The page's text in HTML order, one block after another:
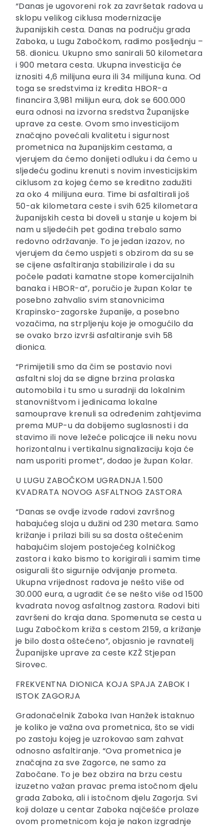
“Danas je ugovoreni rok za završetak radova u
sklopu velikog ciklusa modernizacije
županijskih cesta. Danas na području grada
Zaboka, u Lugu Zabočkom, radimo posljednju –
58. dionicu. Ukupno smo sanirali 50 kilometara
i 900 metara cesta. Ukupna investicija će
iznositi 4,6 milijuna eura ili 34 milijuna kuna. Od
toga se sredstvima iz kredita HBOR-a
financira 3,981 milijun eura, dok se 600.000
eura odnosi na izvorna sredstva Županijske
uprave za ceste. Ovom smo investicijom
značajno povećali kvalitetu i sigurnost
prometnica na županijskim cestama, a
vjerujem da ćemo donijeti odluku i da ćemo u
sljedeću godinu krenuti s novim investicijskim
ciklusom za kojeg ćemo se kreditno zadužiti
za oko 4 milijuna eura. Time bi asfaltirali još
50-ak kilometara ceste i svih 625 kilometara
županijskih cesta bi doveli u stanje u kojem bi
nam u sljedećih pet godina trebalo samo
redovno održavanje. To je jedan izazov, no
vjerujem da ćemo uspjeti s obzirom da su se
se cijene asfaltiranja stabilizirale i da su
počele padati kamatne stope komercijalnih
banaka i HBOR-a”, poručio je župan Kolar te
posebno zahvalio svim stanovnicima
Krapinsko-zagorske županije, a posebno
vozačima, na strpljenju koje je omogućilo da
se ovako brzo izvrši asfaltiranje svih 58
dionica.
“Primijetili smo da čim se postavio novi
asfaltni sloj da se digne brzina prolaska
automobila i tu smo u suradnji da lokalnim
stanovništvom i jedinicama lokalne
samouprave krenuli sa određenim zahtjevima
prema MUP-u da dobijemo suglasnosti i da
stavimo ili nove ležeće policajce ili neku novu
horizontalnu i vertikalnu signalizaciju koja će
nam usporiti promet”, dodao je župan Kolar.
U LUGU ZABOČKOM UGRADNJA 1.500
KVADRATA NOVOG ASFALTNOG ZASTORA
“Danas se ovdje izvode radovi završnog
habajućeg sloja u dužini od 230 metara. Samo
križanje i prilazi bili su sa dosta oštećenim
habajućim slojem postojećeg kolničkog
zastora i kako bismo to korigirali i samim time
osigurali što sigurnije odvijanje prometa.
Ukupna vrijednost radova je nešto više od
30.000 eura, a ugradit će se nešto više od 1500
kvadrata novog asfaltnog zastora. Radovi biti
završeni do kraja dana. Spomenuta se cesta u
Lugu Zabočkom križa s cestom 2159, a križanje
je bilo dosta oštećeno”, objasnio je ravnatelj
Županijske uprave za ceste KZŽ Stjepan
Sirovec.
FREKVENTNA DIONICA KOJA SPAJA ZABOK I
ISTOK ZAGORJA
Gradonačelnik Zaboka Ivan Hanžek istaknuo
je koliko je važna ova prometnica, što se vidi
po zastoju kojeg je uzrokovao sam zahvat
odnosno asfaltiranje. “Ova prometnica je
značajna za sve Zagorce, ne samo za
Zabočane. To je bez obzira na brzu cestu
izuzetno važan pravac prema istočnom djelu
grada Zaboka, ali i istočnom djelu Zagorja. Svi
koji dolaze u centar Zaboka najčešće prolaze
ovom prometnicom koja je nakon izgradnje